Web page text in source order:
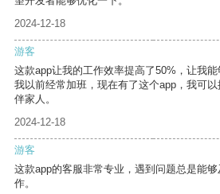
2024-12-18
游客
这款app让我的工作效率提高了50%，让我能
我以前经常加班，现在有了这个app，我可
伴家人。
2024-12-18
游客
这款app的客服非常专业，遇到问题总是能
作。